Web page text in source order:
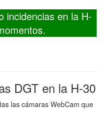
incidencias en la H-
DGT en la H-30
las cámaras WebCam que